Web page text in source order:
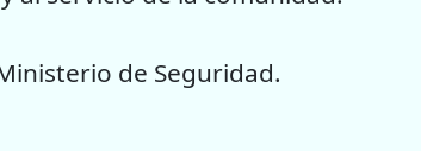
de Seguridad.